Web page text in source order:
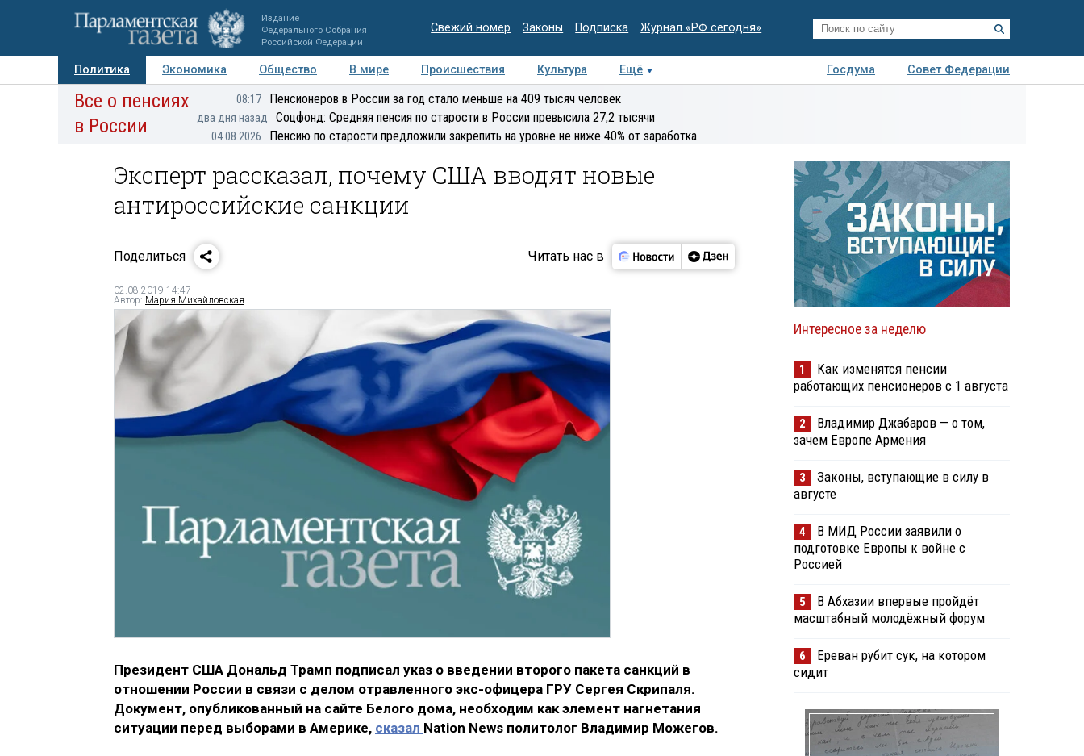
Издание
Федерального Собрания
Российской Федерации
Свежий номер Законы Подписка Журнал «РФ сегодня»
Политика Экономика Общество В мире Происшествия Культура Ещё Госдума
Совет Федерации
Авторы Персоны Мнения Регионы Медиацентр Интервью Колумнисты
Все о пенсиях
в России
08:17 Пенсионеров в России за год стало меньше на 409 тысяч человек
два дня назад Соцфонд: Средняя пенсия по старости в России превысила 27,2 тысячи
04.08.2026 Пенсию по старости предложили закрепить на уровне не ниже 40% от заработка
Эксперт рассказал, почему США вводят новые
антироссийские санкции
Поделиться Читать нас в
02.08.2019 14:47
Автор: Мария Михайловская
Президент США Дональд Трамп подписал указ о введении второго пакета санкций в
отношении России в связи с делом отравленного экс-офицера ГРУ Сергея Скрипаля.
Документ, опубликованный на сайте Белого дома, необходим как элемент нагнетания
ситуации перед выборами в Америке, сказал Nation News политолог Владимир Можегов.
Интересное за неделю
1
Как изменятся пенсии
работающих пенсионеров с 1 августа
2
Владимир Джабаров — о том,
зачем Европе Армения
3
Законы, вступающие в силу в
августе
4
В МИД России заявили о
подготовке Европы к войне с
Россией
5
В Абхазии впервые пройдёт
масштабный молодёжный форум
6
Ереван рубит сук, на котором
сидит